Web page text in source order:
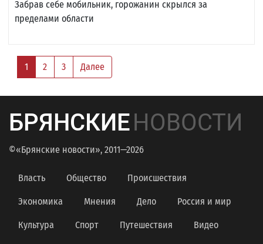
Забрав себе мобильник, горожанин скрылся за
пределами области
1 2 3 Далее
БРЯНСКИЕНОВОСТИ
©«Брянские новости», 2011—2026
Власть Общество Происшествия
Экономика Мнения Дело Россия и мир
Культура Спорт Путешествия Видео